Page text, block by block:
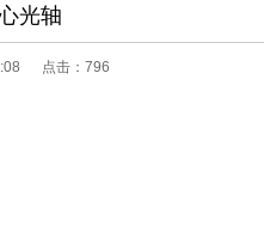
光轴
点击： 796